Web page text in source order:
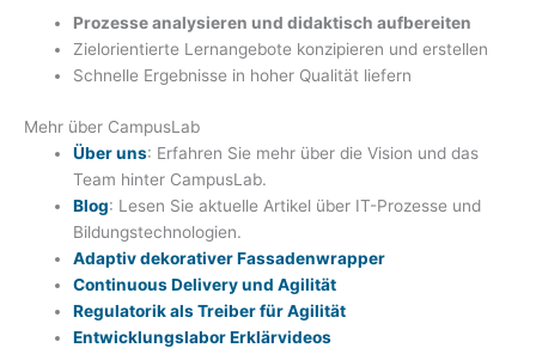
Prozesse analysieren und didaktisch aufbereiten
Zielorientierte Lernangebote konzipieren und erstellen
Schnelle Ergebnisse in hoher Qualität liefern
Mehr über CampusLab
Über uns: Erfahren Sie mehr über die Vision und das
Team hinter CampusLab.
Blog: Lesen Sie aktuelle Artikel über IT-Prozesse und
Bildungstechnologien.
Adaptiv dekorativer Fassadenwrapper
Continuous Delivery und Agilität
Regulatorik als Treiber für Agilität
Entwicklungslabor Erklärvideos